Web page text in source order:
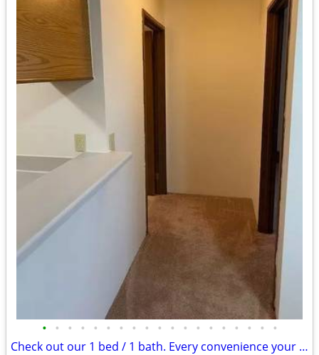
• • • • • • • • • • • • • • • • • • •
Check out our 1 bed / 1 bath. Every convenience your heart desires!